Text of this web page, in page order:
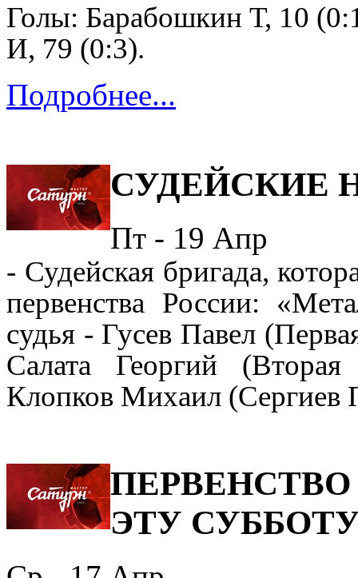
Голы: Барабошкин Т, 10
И, 79 (0:3).
Подробнее...
СУДЕЙСКИЕ
Пт - 19 Апр
- Судейская бригада,
первенства России: «
судья - Гусев Павел
Салата Георгий (Вторая
Клопков Михаил (Сергиев
ЭТУ